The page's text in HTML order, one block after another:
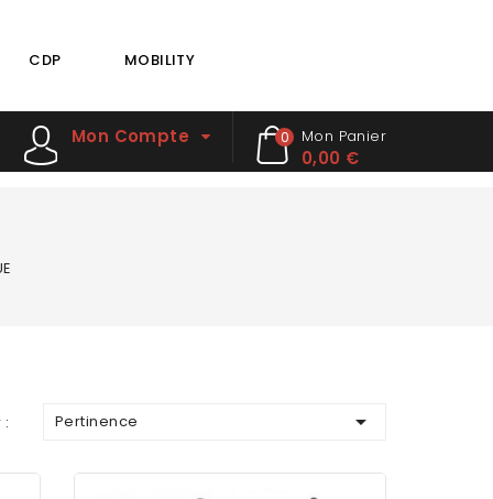
CDP MOBILITY
Mon Panier
0,00 €
0
Mon Compte
Pertinence 